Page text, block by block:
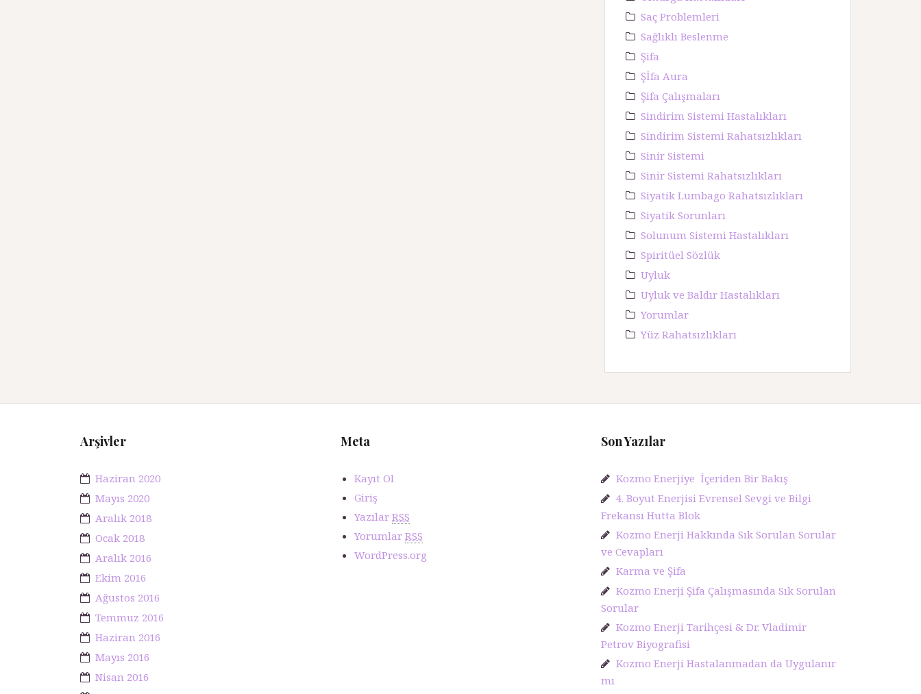
Saç Problemleri
Sağlıklı Beslenme
Şifa
Şİfa Aura
Şifa Çalışmaları
Sindirim Sistemi Hastalıkları
Sindirim Sistemi Rahatsızlıkları
Sinir Sistemi
Sinir Sistemi Rahatsızlıkları
Siyatik Lumbago Rahatsızlıkları
Siyatik Sorunları
Solunum Sistemi Hastalıkları
Spiritüel Sözlük
Uyluk
Uyluk ve Baldır Hastalıkları
Yorumlar
Yüz Rahatsızlıkları
Arşivler
Haziran 2020
Mayıs 2020
Aralık 2018
Ocak 2018
Aralık 2016
Ekim 2016
Ağustos 2016
Temmuz 2016
Haziran 2016
Mayıs 2016
Nisan 2016
Meta
Kayıt Ol
Giriş
Yazılar RSS
Yorumlar RSS
WordPress.org
Son Yazılar
Kozmo Enerjiye İçeriden Bir Bakış
4. Boyut Enerjisi Evrensel Sevgi ve Bilgi
Frekansı Hutta Blok
Kozmo Enerji Hakkında Sık Sorulan Sorular
ve Cevapları
Karma ve Şifa
Kozmo Enerji Şifa Çalışmasında Sık Sorulan
Sorular
Kozmo Enerji Tarihçesi & Dr. Vladimir
Petrov Biyografisi
Kozmo Enerji Hastalanmadan da Uygulanır
mı